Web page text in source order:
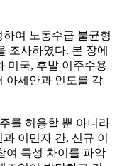
여 노동수급 불균형
조사하였다. 본 장에
미국, 후발 이주수용
아세안과 인도를 각
를 허용할 뿐 아니라
이민자 간, 신규 이
여 특성 차이를 파악